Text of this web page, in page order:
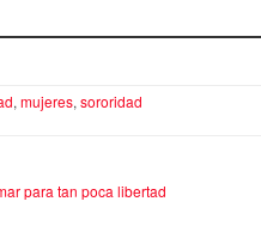
, mujeres, sororidad
para tan poca libertad